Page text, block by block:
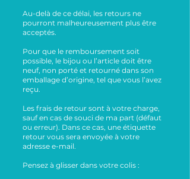
Au-delà de ce délai, les retours ne
pourront malheureusement plus être
acceptés.
Pour que le remboursement soit
possible, le bijou ou l’article doit être
neuf, non porté et retourné dans son
emballage d’origine, tel que vous l’avez
reçu.
Les frais de retour sont à votre charge,
sauf en cas de souci de ma part (défaut
ou erreur). Dans ce cas, une étiquette
retour vous sera envoyée à votre
adresse e-mail.
Pensez à glisser dans votre colis :